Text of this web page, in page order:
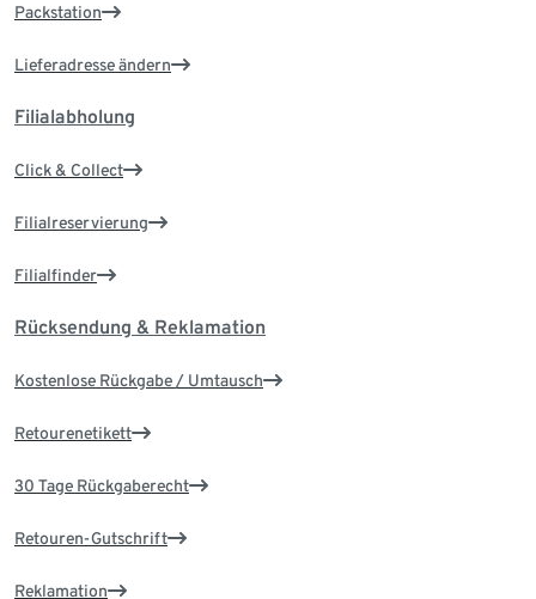
Packstation
Lieferadresse ändern
Filialabholung
Click & Collect
Filialreservierung
Filialfinder
Rücksendung & Reklamation
Kostenlose Rückgabe / Umtausch
Retourenetikett
30 Tage Rückgaberecht
Retouren-Gutschrift
Reklamation